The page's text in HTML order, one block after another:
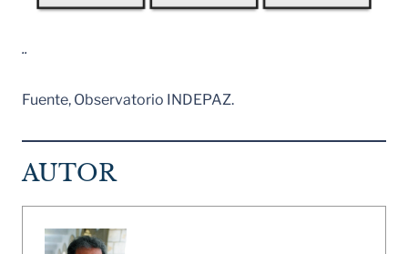
..
Fuente, Observatorio INDEPAZ.
AUTOR